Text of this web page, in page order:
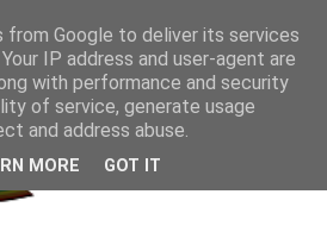
from Google to deliver its services
IP address and user-agent are
with performance and security
of service, generate usage
and address abuse.
MORE GOT IT